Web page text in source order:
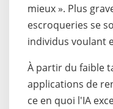
mieux ». Plus
escroqueries se
individus voulant
À partir du faible
applications de
ce en quoi l'IA